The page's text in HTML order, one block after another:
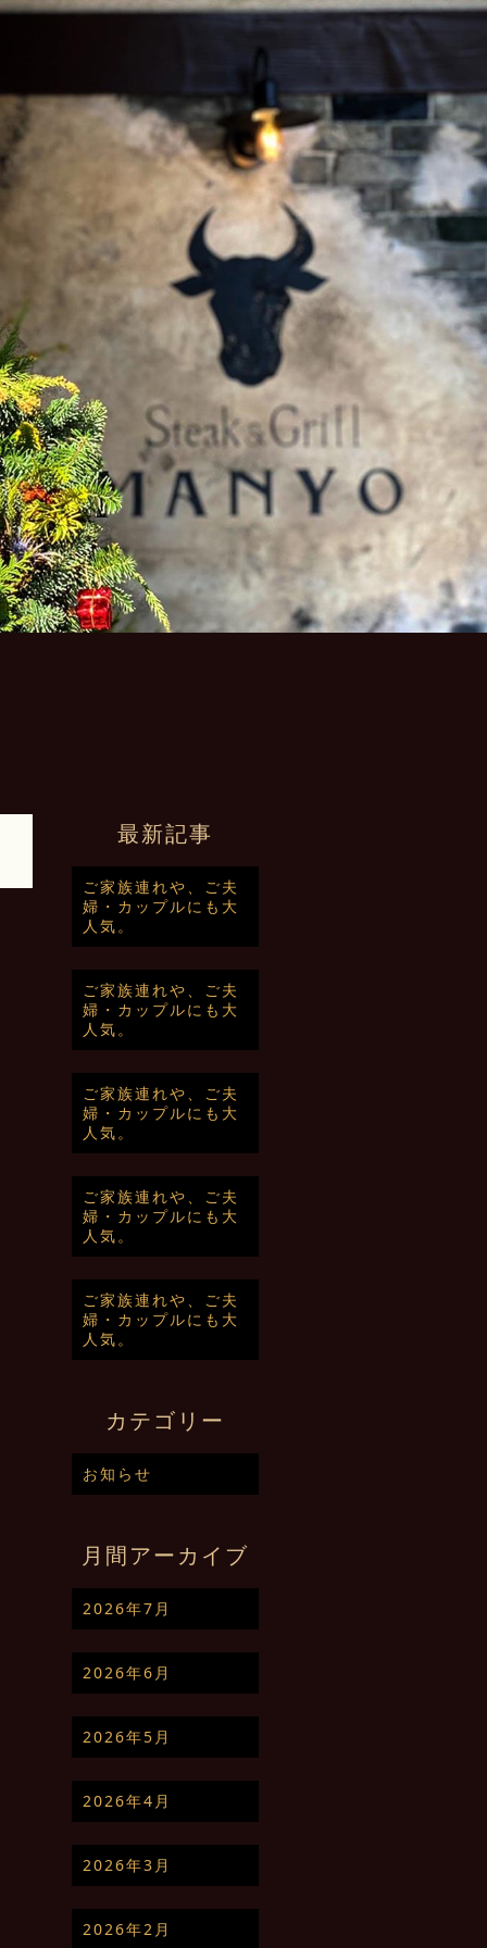
最新記事
ご家族連れや、ご夫
婦・カップルにも大
人気。
ご家族連れや、ご夫
婦・カップルにも大
人気。
ご家族連れや、ご夫
婦・カップルにも大
人気。
ご家族連れや、ご夫
婦・カップルにも大
人気。
ご家族連れや、ご夫
婦・カップルにも大
人気。
カテゴリー
お知らせ
月間アーカイブ
2026年7月
2026年6月
2026年5月
2026年4月
2026年3月
2026年2月